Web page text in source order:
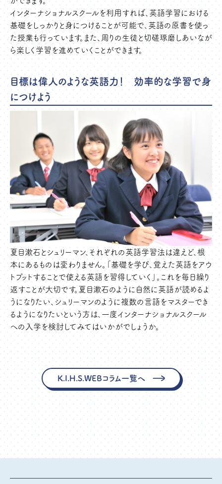
インターナショナルスクールを利用すれば、英語学習における
基礎をしっかりと身につけることが可能で、英語の原書を使っ
た授業も行っています。また、周りの生徒と切磋琢磨しあいなが
ら楽しく学習を進めていくことができます。
目標は偉人のような英語力！ 効率的な学習で身
につけよう
夏目漱石とシュリーマン、それぞれの英語学習法は違えど、根
本にあるものは変わりません。「基礎を学び、覚えた英語をアウ
トプットすることで使える英語を習得していく」。これを毎日繰り
返すことが大切です。夏目漱石のように自然に英語が読めるよ
うになりたい、シュリーマンのように複数の言語をマスターでき
るようになりたいという方は、一度インターナショナルスクール
への入学を検討してみてはいかがでしょうか。
K.I.H.S.WEBコラム一覧へ